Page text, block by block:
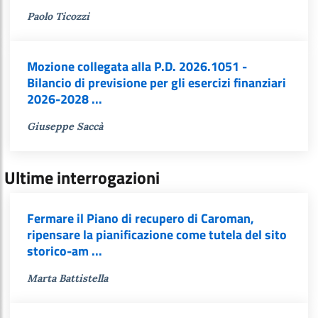
Paolo Ticozzi
Mozione collegata alla P.D. 2026.1051 -
Bilancio di previsione per gli esercizi finanziari
2026-2028 ...
Giuseppe Saccà
Ultime interrogazioni
Fermare il Piano di recupero di Caroman,
ripensare la pianificazione come tutela del sito
storico-am ...
Marta Battistella